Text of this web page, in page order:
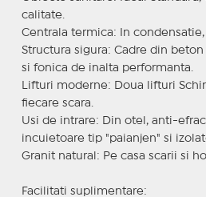
calitate.
Centrala termica: In condensatie,
Structura sigura: Cadre din
si fonica de inalta performanta.
Lifturi moderne: Doua lifturi
fiecare scara.
Usi de intrare: Din otel, anti-
incuietoare tip "paianjen" si
Granit natural: Pe casa scarii si
Facilitati suplimentare: